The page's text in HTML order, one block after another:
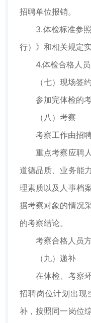
招聘单位报销。
3.体检标准参照
行）》和相关规定实
4.体检合格人员
（七）现场签约
参加完体检的考
（八）考察
考察工作由招聘
重点考察应聘人
道德品质、业务能
理素质以及人事档
据考察对象的情况
的考察结论。
考察合格人员方
（九）递补
在体检、考察环
招聘岗位计划出现
补，按照同一岗位